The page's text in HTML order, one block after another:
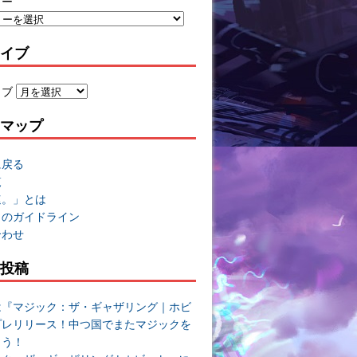
ブ
ップ
る
」とは
ガイドライン
せ
稿
マジック：ザ・ギャザリング｜ホビ
リリース！中つ国でまたマジックを
！